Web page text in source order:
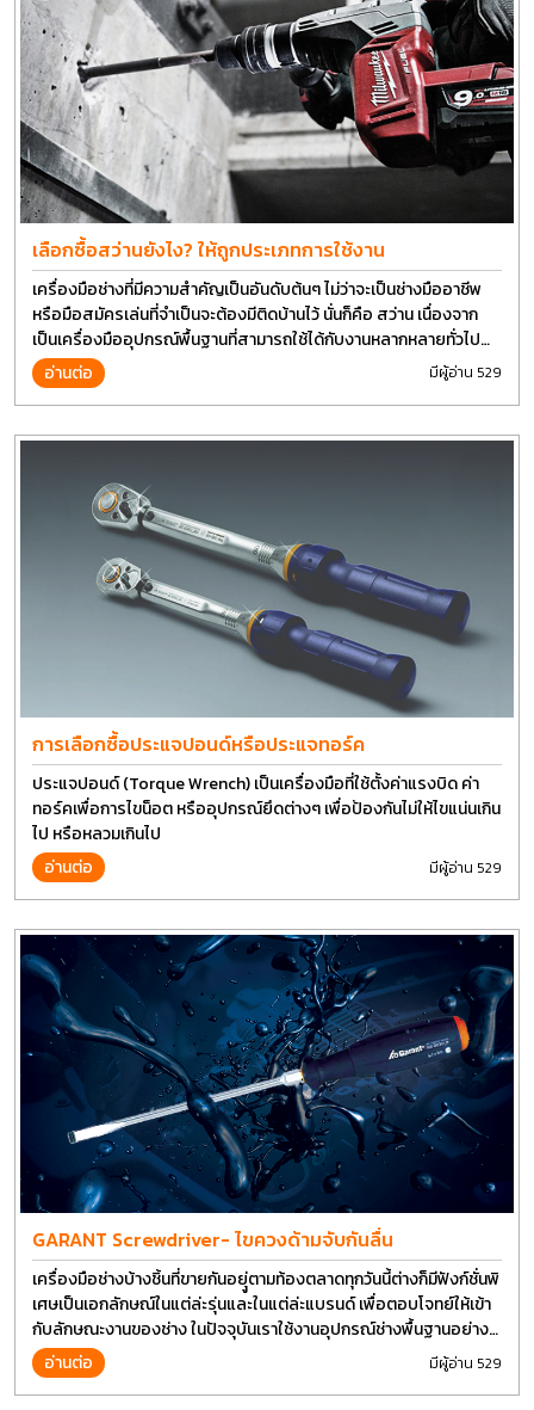
เลือกซื้อสว่านยังไง? ให้ถูกประเภทการใช้งาน
เครื่องมือช่างที่มีความสำคัญเป็นอันดับต้นๆ ไม่ว่าจะเป็นช่างมืออาชีพ
หรือมือสมัครเล่นที่จำเป็นจะต้องมีติดบ้านไว้ นั่นก็คือ สว่าน เนื่องจาก
เป็นเครื่องมืออุปกรณ์พื้นฐานที่สามารถใช้ได้กับงานหลากหลายทั่วไป
เรียกว่า เป็นเครื่องมือที่ใช้ง่าย ใครๆก็สามารถใช้ได้
อ่านต่อ มีผู้อ่าน 529
การเลือกซื้อประแจปอนด์หรือประแจทอร์ค
ประแจปอนด์ (Torque Wrench) เป็นเครื่องมือที่ใช้ตั้งค่าแรงบิด ค่า
ทอร์คเพื่อการไขน็อต หรืออุปกรณ์ยึดต่างๆ เพื่อป้องกันไม่ให้ไขแน่นเกิน
ไป หรือหลวมเกินไป
อ่านต่อ
มีผู้อ่าน 529
GARANT Screwdriver- ไขควงด้ามจับกันลื่น
เครื่องมือช่างบ้างชิ้นที่ขายกันอยุู่ตามท้องตลาดทุกวันนี้ต่างก็มีฟังก์ชั่นพิ
เศษเป็นเอกลักษณ์ในแต่ล่ะรุ่นและในแต่ล่ะแบรนด์ เพื่อตอบโจทย์ให้เข้า
กับลักษณะงานของช่าง ในปัจจุบันเราใช้งานอุปกรณ์ช่างพื้นฐานอย่าง
ไขควงกันในงานหลายประเภททำให้มีการปรับเปลี่ยนรูปแบบ
อ่านต่อ มีผู้อ่าน 529